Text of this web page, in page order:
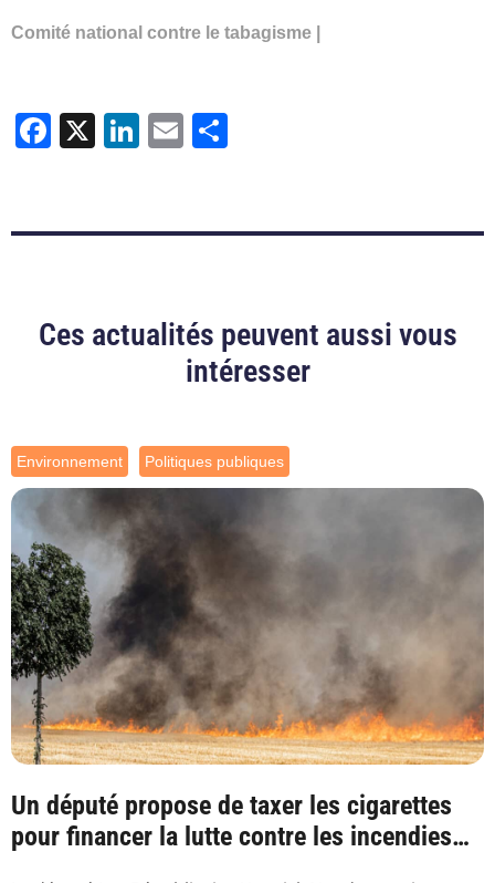
Comité national contre le tabagisme |
Facebook
X LinkedIn
Email
Ces actualités peuvent aussi vous
intéresser
Environnement Politiques publiques
Un député propose de taxer les cigarettes
pour financer la lutte contre les incendies